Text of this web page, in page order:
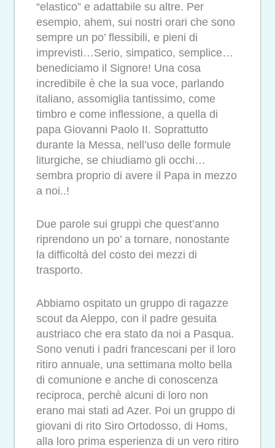
“elastico” e adattabile su altre. Per
esempio, ahem, sui nostri orari che sono
sempre un po’ flessibili, e pieni di
imprevisti…Serio, simpatico, semplice…
benediciamo il Signore! Una cosa
incredibile è che la sua voce, parlando
italiano, assomiglia tantissimo, come
timbro e come inflessione, a quella di
papa Giovanni Paolo II. Soprattutto
durante la Messa, nell’uso delle formule
liturgiche, se chiudiamo gli occhi…
sembra proprio di avere il Papa in mezzo
a noi..!
Due parole sui gruppi che quest’anno
riprendono un po’ a tornare, nonostante
la difficoltà del costo dei mezzi di
trasporto.
Abbiamo ospitato un gruppo di ragazze
scout da Aleppo, con il padre gesuita
austriaco che era stato da noi a Pasqua.
Sono venuti i padri francescani per il loro
ritiro annuale, una settimana molto bella
di comunione e anche di conoscenza
reciproca, perchè alcuni di loro non
erano mai stati ad Azer. Poi un gruppo di
giovani di rito Siro Ortodosso, di Homs,
alla loro prima esperienza di un vero ritiro